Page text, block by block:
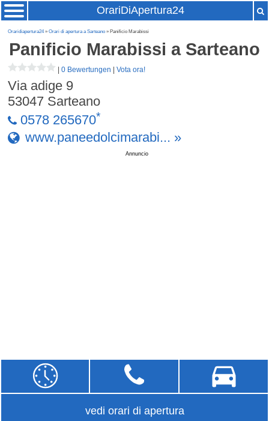
OrariDiApertura24
Oraridiapertura24»Orari di apertura a Sarteano » Panificio Marabissi
Panificio Marabissi a Sarteano
|0 Bewertungen |Vota ora!
Via adige 9
53047 Sarteano
0578 265670*
www.paneedolcimarabi... »
Annuncio
vedi orari di apertura